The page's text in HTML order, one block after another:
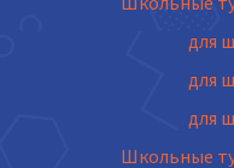
для
для
для
Школьные